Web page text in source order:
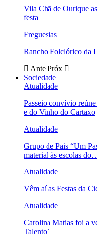
Vila Chã de Ourique
festa
Freguesias
Rancho Folclórico da
Ante Próx
Sociedade
Atualidade
Passeio convívio
e do Vinho do Cartaxo
Atualidade
Grupo de Pais “Um
material às escolas
Atualidade
Vêm aí as Festas da
Atualidade
Carolina Matias foi a
Talento’